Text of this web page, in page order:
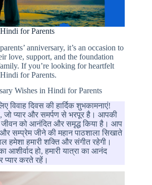
for Parents
anniversary, it’s an occasion to
love, support, and the foundation
If you’re looking for heartfelt
for Parents.
Wishes in Hindi for Parents
विवाह दिवस की हार्दिक शुभकामनाएं!
प्यार और समर्पण से भरपूर है। आपकी
जीवन को आनंदित और समृद्ध किया है। आप
और सम्प्रेम जीने की महान पाठशाला सिखाते
हमारी शक्ति और संगीत रहेगी।
आशीर्वाद हो, हमारी यात्रा का आनंद
प्यार करते रहें।